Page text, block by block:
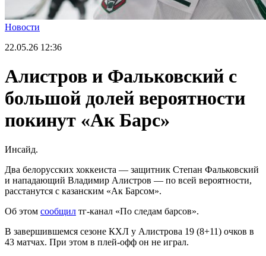
Новости
22.05.26 12:36
Алистров и Фальковский с
большой долей вероятности
покинут «Ак Барс»
Инсайд.
Два белорусских хоккеиста — защитник Степан Фальковский
и нападающий Владимир Алистров — по всей вероятности,
расстанутся с казанским «Ак Барсом».
Об этом сообщил тг-канал «По следам барсов».
В завершившемся сезоне КХЛ у Алистрова 19 (8+11) очков в
43 матчах. При этом в плей-офф он не играл.